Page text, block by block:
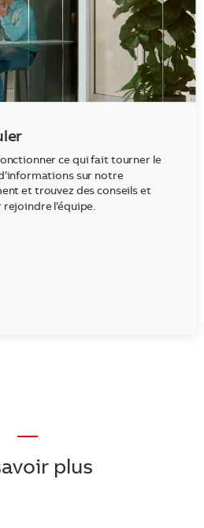
ce qui fait tourner le
sur notre
et trouvez des conseils et
l’équipe.
—
plus